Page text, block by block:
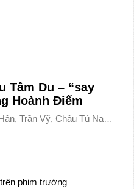
Tâm Du – “say
Hoành Điếm
Trần Vỹ, Châu Tú Na…